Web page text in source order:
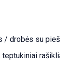
/ drobės su
teptukiniai